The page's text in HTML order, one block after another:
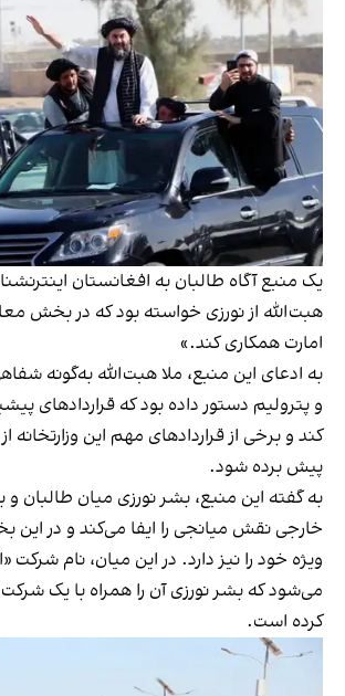
یک منبع آگاه طالبان به افغانستان
هبت‌الله از نورزی خواسته بود که در بخش
امارت همکاری کند.»
به ادعای این منبع، ملا هبت‌الله به‌گونه
و پترولیم دستور داده بود که قراردادهای
کند و برخی از قراردادهای مهم این وزارتخانه
پیش برده شود.
به گفته این منبع، بشر نورزی میان طالبان
خارجی نقش میانجی را ایفا می‌کند و در
ویژه خود را نیز دارد. در این میان، نام
می‌شود که بشر نورزی آن را همراه با یک
کرده است.